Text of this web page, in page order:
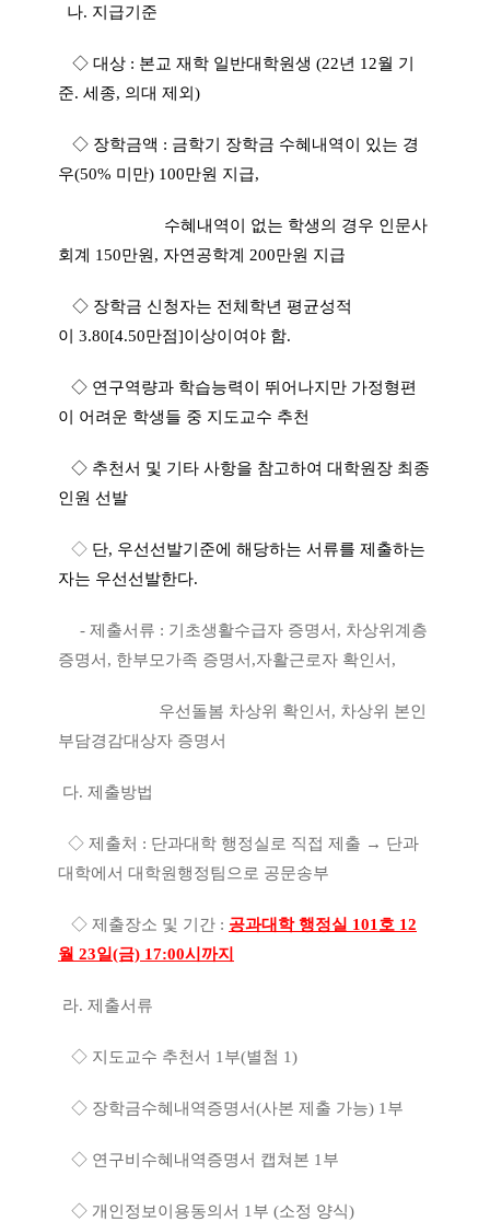
나. 지급기준
◇대상 : 본교 재학 일반대학원생(22년 12월 기
준. 세종, 의대 제외 )
◇ 장학금액 : 금학기 장학금 수혜내역이 있는 경
우(50% 미만) 100만원 지급,
수혜내역이 없는 학생의 경우 인문사
회계 150만원, 자연공학계 200만원 지급
◇ 장학금 신청자는 전체학년 평균성적
이 3.80[4.50만점]이상이여야 함.
◇ 연구역량과 학습능력이 뛰어나지만 가정형편
이 어려운 학생들 중 지도교수 추천
◇ 추천서 및 기타 사항을 참고하여 대학원장 최종
인원 선발
◇ 단, 우선선발기준에 해당하는 서류를 제출하는
자는 우선선발한다.
- 제출서류 : 기초생활수급자 증명서 , 차상위계층
증명서 , 한부모가족 증명서 ,자활근로자 확인서 ,
우선돌봄 차상위 확인서 , 차상위 본인
부담경감대상자 증명서
다. 제출방법
◇제출처 : 단과대학 행정실로 직접 제출 → 단과
대학에서 대학원행정팀으로 공문송부
◇ 제출장소 및 기간 : 공과대학 행정실 101호 12
월 23일(금) 17:00시까지
라. 제출서류
◇ 지도교수 추천서 1부(별첨 1)
◇ 장학금수혜내역증명서(사본 제출 가능) 1부
◇ 연구비수혜내역증명서 캡쳐본 1부
◇ 개인정보이용동의서 1부 (소정 양식)